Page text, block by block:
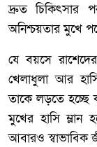
দ্রুত চিকিৎসার
অনিশ্চয়তার মুখে
যে বয়সে
খেলাধুলা আর
তাকে লড়তে হচ্ছে
মুখের হাসি ম্লান
আবারও স্বাভাবিক